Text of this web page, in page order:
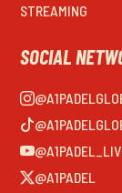
STREAMING
SOCIAL
@A1PADEL